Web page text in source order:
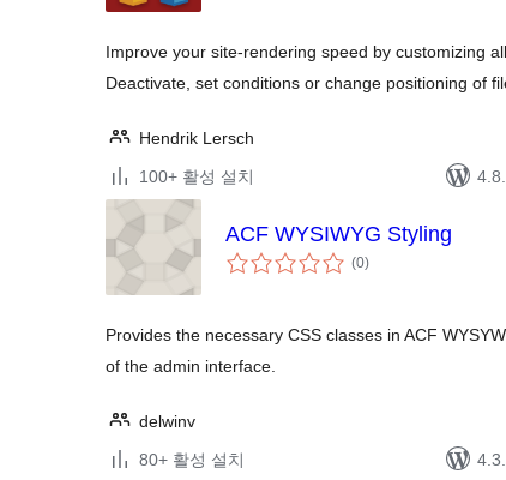
Improve your site-rendering speed by customizing
Deactivate, set conditions or change positioning of
Hendrik Lersch
100+ 활성 설치
ACF WYSIWYG Styling
(0전
체)
Provides the necessary CSS classes in ACF
of the admin interface.
delwinv
80+ 활성 설치